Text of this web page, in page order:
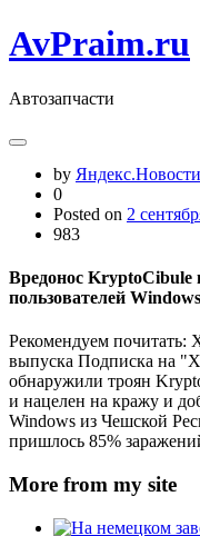
Skip
to
AvPraim.ru
Автозапчасти
by
0
Posted on 2
983
Вредонос KryptoCibule
пользователей Windows
Рекомендуем почитать:
выпуска Подписка на
обнаружили троян
и нацелен на кражу и
Windows из Чешской
пришлось 85%
More from my site